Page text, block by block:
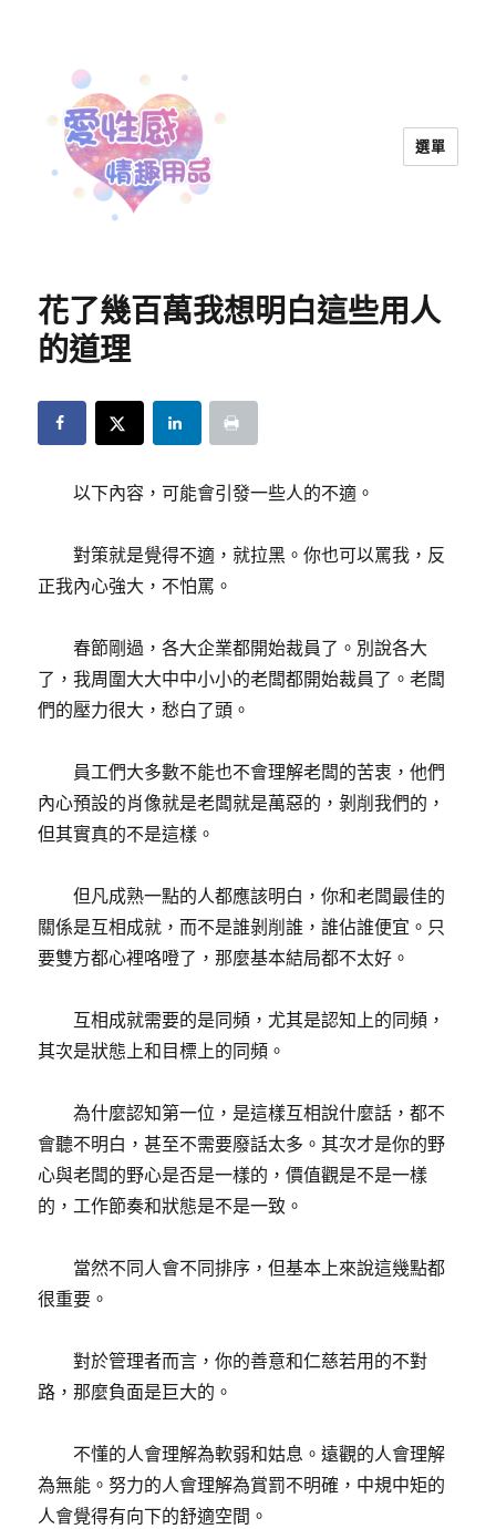
選單
花了幾百萬我想明白這些用人
的道理
以下內容，可能會引發一些人的不適。
對策就是覺得不適，就拉黑。你也可以罵我，反
正我內心強大，不怕罵。
春節剛過，各大企業都開始裁員了。別說各大
了，我周圍大大中中小小的老闆都開始裁員了。老闆
們的壓力很大，愁白了頭。
員工們大多數不能也不會理解老闆的苦衷，他們
內心預設的肖像就是老闆就是萬惡的，剝削我們的，
但其實真的不是這樣。
但凡成熟一點的人都應該明白，你和老闆最佳的
關係是互相成就，而不是誰剝削誰，誰佔誰便宜。只
要雙方都心裡咯噔了，那麼基本結局都不太好。
互相成就需要的是同頻，尤其是認知上的同頻，
其次是狀態上和目標上的同頻。
為什麼認知第一位，是這樣互相說什麼話，都不
會聽不明白，甚至不需要廢話太多。其次才是你的野
心與老闆的野心是否是一樣的，價值觀是不是一樣
的，工作節奏和狀態是不是一致。
當然不同人會不同排序，但基本上來說這幾點都
很重要。
對於管理者而言，你的善意和仁慈若用的不對
路，那麼負面是巨大的。
不懂的人會理解為軟弱和姑息。遠觀的人會理解
為無能。努力的人會理解為賞罰不明確，中規中矩的
人會覺得有向下的舒適空間。